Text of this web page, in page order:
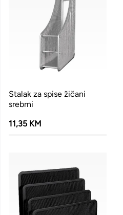
Stalak za spise žičani
srebrni
11,35 KM